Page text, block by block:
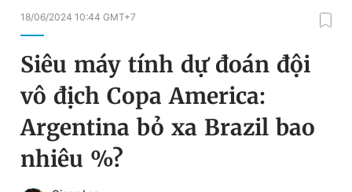
Chuyên mục
Chuyên mục khác
Chào ngày mới
Đổi mật khẩu
Tin đã lưu
Tin đã xem
18/06/2024 10:44 GMT+7
Siêu máy tính dự đoán đội
vô địch Copa America:
Argentina bỏ xa Brazil bao
nhiêu %?